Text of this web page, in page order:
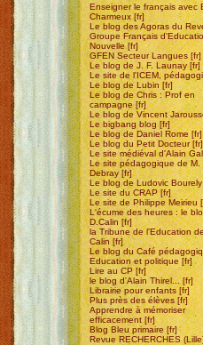
Enseigner le français avec
Charmeux
Le blog des Agoras du
Groupe Français
Nouvelle
GFEN Secteur Langues
Le blog de J. F. Launay
Le site de l'ICEM,
Le blog de Lubin
Le blog de Chris : Prof en
campagne
Le blog de Vincent
Le bigbang blog
Le blog de Daniel Rome
Le blog du Petit Docteur
Le site médiéval d'Alain
Le site pédagogique de M.
Debray
Le blog de Ludovic Bourely
Le site du CRAP
Le site de Philippe Meirieu
L'écume des heures : le
D.Calin
la Tribune de l'Education
Calin
Le blog du Café
Education et politique
Lire au CP
le blog d'Alain Thirel...
Librairie pour enfants
Plus près des élèves
Apprendre à mémoriser
efficacement
Blog Bleu primaire
Revue RECHERCHES